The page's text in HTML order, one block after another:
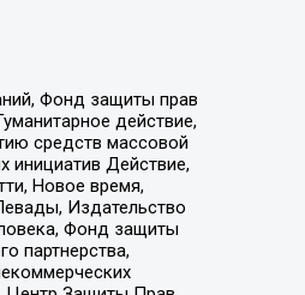
Фонд защиты прав
действие,
средств массовой
инициатив Действие,
Новое время,
Издательство
Фонд защиты
партнерства,